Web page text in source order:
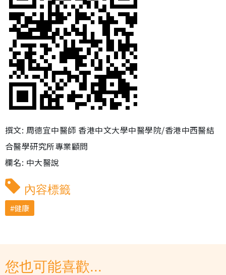
撰文: 周德宜中醫師 香港中文大學中醫學院/香港中西醫結
合醫學研究所專業顧問
欄名: 中大醫說
內容標籤
健康
您也可能喜歡...